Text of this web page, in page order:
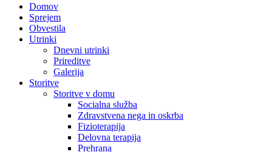
Domov
Sprejem
Obvestila
Utrinki
Dnevni utrinki
Prireditve
Galerija
Storitve
Storitve v domu
Socialna služba
Zdravstvena nega in oskrba
Fizioterapija
Delovna terapija
Prehrana